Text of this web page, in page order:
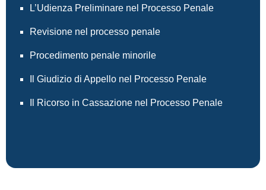
L’Udienza Preliminare nel Processo Penale
Revisione nel processo penale
Procedimento penale minorile
Il Giudizio di Appello nel Processo Penale
Il Ricorso in Cassazione nel Processo Penale